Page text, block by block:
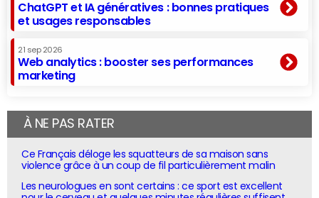
ChatGPT et IA génératives : bonnes pratiques
et usages responsables
21 sep 2026
Web analytics : booster ses performances
marketing
À NE PAS RATER
Ce Français déloge les squatteurs de sa maison sans
violence grâce à un coup de fil particulièrement malin
Les neurologues en sont certains : ce sport est excellent